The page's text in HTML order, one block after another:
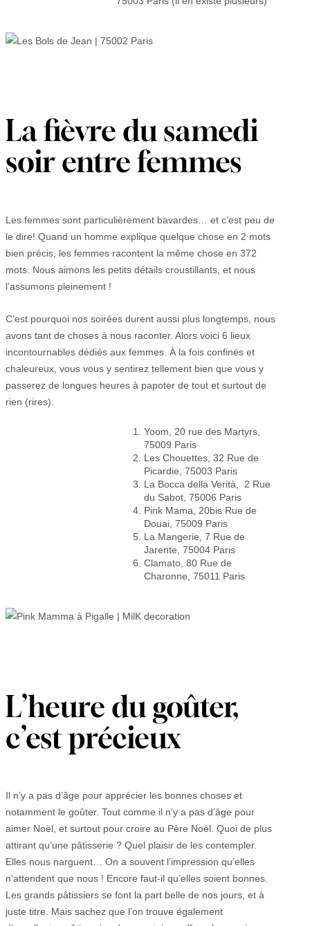
La fièvre du samedi
soir entre femmes
Les femmes sont particulièrement bavardes… et c’est peu de
le dire! Quand un homme explique quelque chose en 2 mots
bien précis, les femmes racontent la même chose en 372
mots. Nous aimons les petits détails croustillants, et nous
l’assumons pleinement !
C’est pourquoi nos soirées durent aussi plus longtemps, nous
avons tant de choses à nous raconter. Alors voici 6 lieux
incontournables dédiés aux femmes. À la fois confinés et
chaleureux, vous vous y sentirez tellement bien que vous y
passerez de longues heures à papoter de tout et surtout de
rien (rires).
Yoom, 20 rue des Martyrs,
75009 Paris
Les Chouettes, 32 Rue de
Picardie, 75003 Paris
La Bocca della Verità, 2 Rue
du Sabot, 75006 Paris
Pink Mama, 20bis Rue de
Douai, 75009 Paris
La Mangerie, 7 Rue de
Jarente, 75004 Paris
Clamato, 80 Rue de
Charonne, 75011 Paris
L’heure du goûter,
c’est précieux
Il n’y a pas d’âge pour apprécier les bonnes choses et
notamment le goûter. Tout comme il n’y a pas d’âge pour
aimer Noël, et surtout pour croire au Père Noël. Quoi de plus
attirant qu’une pâtisserie ? Quel plaisir de les contempler.
Elles nous narguent… On a souvent l’impression qu’elles
n’attendent que nous ! Encore faut-il qu’elles soient bonnes.
Les grands pâtissiers se font la part belle de nos jours, et à
juste titre. Mais sachez que l’on trouve également